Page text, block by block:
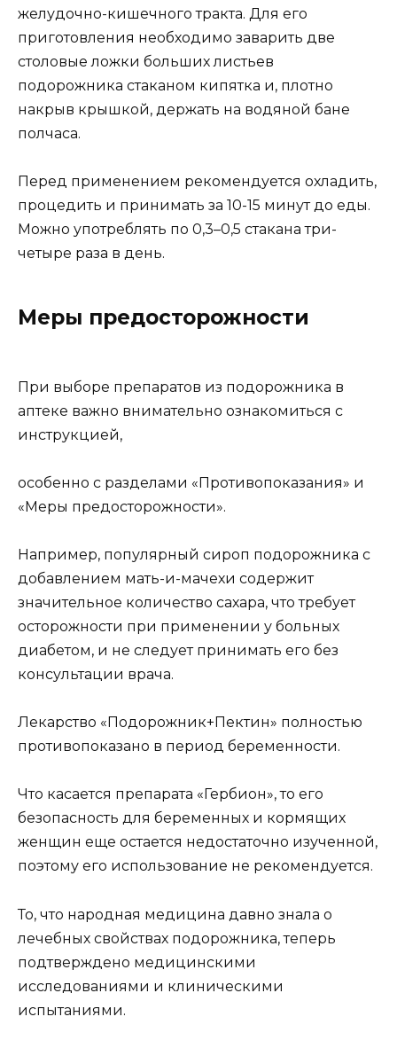
желудочно-кишечного тракта. Для его
приготовления необходимо заварить две
столовые ложки больших листьев
подорожника стаканом кипятка и, плотно
накрыв крышкой, держать на водяной бане
полчаса.
Перед применением рекомендуется охладить,
процедить и принимать за 10-15 минут до еды.
Можно употреблять по 0,3–0,5 стакана три-
четыре раза в день.
Меры предосторожности
При выборе препаратов из подорожника в
аптеке важно внимательно ознакомиться с
инструкцией,
особенно с разделами «Противопоказания» и
«Меры предосторожности».
Например, популярный сироп подорожника с
добавлением мать-и-мачехи содержит
значительное количество сахара, что требует
осторожности при применении у больных
диабетом, и не следует принимать его без
консультации врача.
Лекарство «Подорожник+Пектин» полностью
противопоказано в период беременности.
Что касается препарата «Гербион», то его
безопасность для беременных и кормящих
женщин еще остается недостаточно изученной,
поэтому его использование не рекомендуется.
То, что народная медицина давно знала о
лечебных свойствах подорожника, теперь
подтверждено медицинскими
исследованиями и клиническими
испытаниями.